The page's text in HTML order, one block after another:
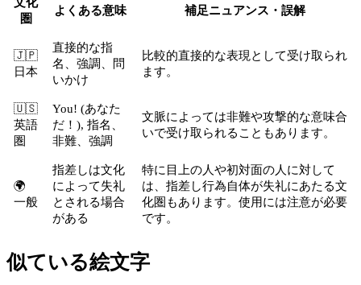
圏
よくある意味 補足ニュアンス・誤解
🇯🇵
日本
直接的な指
名、強調、問
いかけ
比較的直接的な表現として受け取られ
ます。
🇺🇸
英語
圏
You! (あなた
だ！), 指名、
非難、強調
文脈によっては非難や攻撃的な意味合
いで受け取られることもあります。
🌍
一般
指差しは文化
によって失礼
とされる場合
がある
特に目上の人や初対面の人に対して
は、指差し行為自体が失礼にあたる文
化圏もあります。使用には注意が必要
です。
似ている絵文字